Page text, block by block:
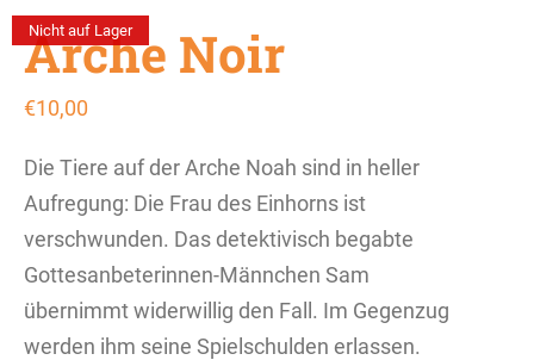
Nicht auf Lager
Arche Noir
€10,00
Die Tiere auf der Arche Noah sind in heller
Aufregung: Die Frau des Einhorns ist
verschwunden. Das detektivisch begabte
Gottesanbeterinnen­-­Männchen Sam
übernimmt widerwillig den Fall. Im Gegenzug
­werden ihm seine Spielschulden erlassen.